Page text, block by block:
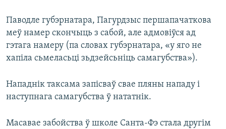
Паводле губэрнатара, Пагурдзыс першапачаткова
меў намер скончыць з сабой, але адмовіўся ад
гэтага намеру (па словах губэрнатара, «у яго не
хапіла сьмеласьці зьдзейсьніць самагубства»).
Нападнік таксама запісваў свае пляны нападу і
наступнага самагубства ў нататнік.
Масавае забойства ў школе Санта-Фэ стала другім